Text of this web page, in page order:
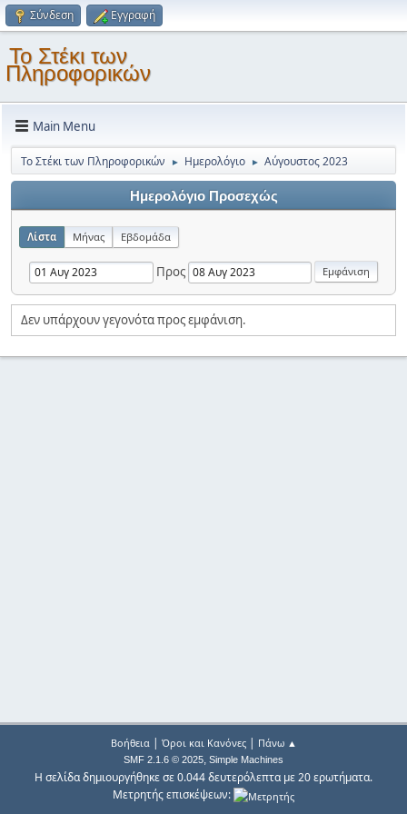
Σύνδεση Εγγραφή
Το Στέκι των
Πληροφορικών
Main Menu
Το Στέκι των Πληροφορικών ► Ημερολόγιο ► Αύγουστος 2023
Ημερολόγιο Προσεχώς
Λίστα Μήνας Εβδομάδα
Προς
Δεν υπάρχουν γεγονότα προς εμφάνιση.
Βοήθεια| Όροι και Κανόνες| Πάνω ▲
SMF 2.1.6 © 2025, Simple Machines
Η σελίδα δημιουργήθηκε σε 0.044 δευτερόλεπτα με 20 ερωτήματα.
Μετρητής επισκέψεων: